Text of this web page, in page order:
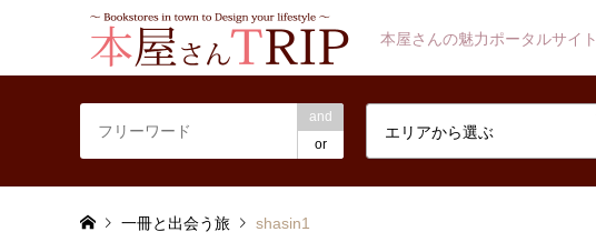
本屋さんの魅力ポータルサイト
and
or
エリアから選ぶ
一冊と出会う旅 shasin1